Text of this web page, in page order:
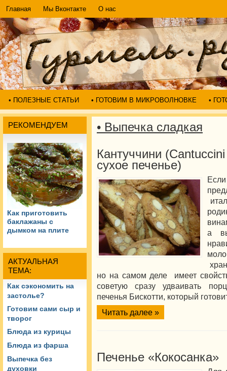
Главная Мы Вконтакте О нас
• ПОЛЕЗНЫЕ СТАТЬИ • ГОТОВИМ В МИКРОВОЛНОВКЕ •
РЕКОМЕНДУЕМ
Как приготовить
баклажаны с
дымком на плите
АКТУАЛЬНАЯ
ТЕМА:
Как сэкономить на
застолье?
Готовим сами сыр и
творог
Блюда из курицы
Блюда из фарша
Выпечка без
духовки
• Выпечка сладкая
Кантуччини
сухое печенье)
а
но на самом деле имеет
советую сразу удваивать
печенья Бискотти, который
Читать далее »
Печенье «Кокосанка»